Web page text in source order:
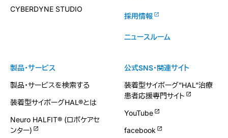
製品・サービス
製品・サービスを検索する
装着型サイボーグHAL®とは
Neuro HALFIT® (ロボケアセ
ンター)
CYBERDYNE STUDIO
採用情報
ニュースルーム
公式SNS・関連サイト
装着型サイボーグ”HAL”治療
患者応援専門サイト
YouTube
facebook